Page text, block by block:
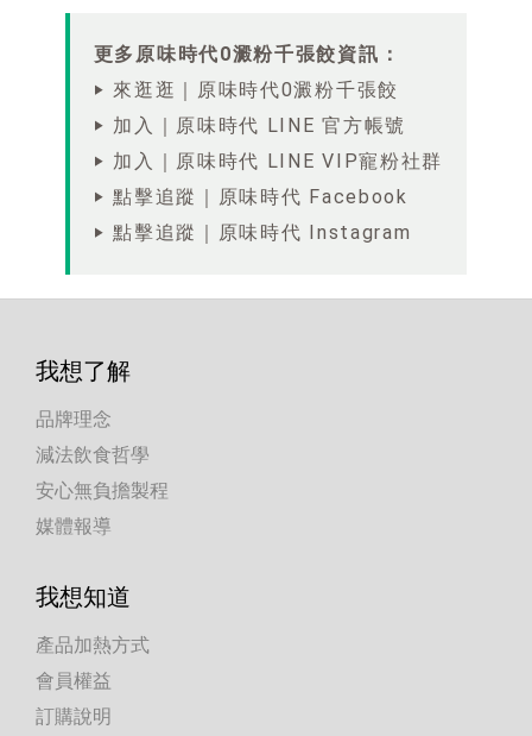
更多原味時代0澱粉千張餃資訊：
‣ 來逛逛｜原味時代0澱粉千張餃
‣ 加入｜原味時代 LINE 官方帳號
‣ 加入｜原味時代 LINE VIP寵粉社群
‣ 點擊追蹤｜原味時代 Facebook
‣ 點擊追蹤｜原味時代 Instagram
我想了解
品牌理念
減法飲食哲學
安心無負擔製程
媒體報導
我想知道
產品加熱方式
會員權益
訂購說明